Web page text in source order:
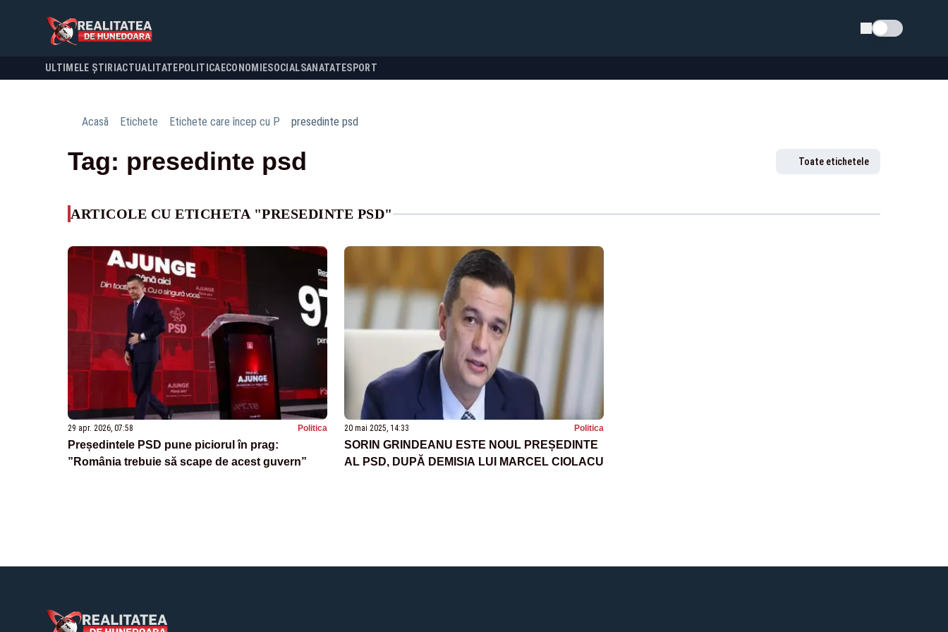
Schimba tema
ULTIMELE ȘTIRI ACTUALITATE POLITICA ECONOMIESOCIALSANATATESPORT
Acasă Etichete Etichete care încep cu P presedinte psd
Tag: presedinte psd Toate etichetele
ARTICOLE CU ETICHETA "PRESEDINTE PSD"
29 apr. 2026, 07:58 Politica
Președintele PSD pune piciorul în prag:
”România trebuie să scape de acest guvern”
20 mai 2025, 14:33 Politica
SORIN GRINDEANU ESTE NOUL PREȘEDINTE
AL PSD, DUPĂ DEMISIA LUI MARCEL CIOLACU